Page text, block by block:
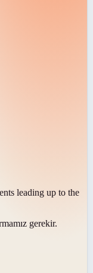
leading up to the
gerekir.